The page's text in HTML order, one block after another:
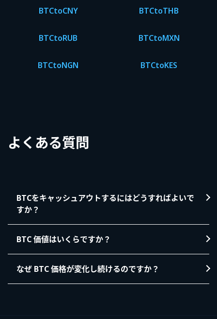
BTCtoCNY BTCtoTHB
BTCtoRUB BTCtoMXN
BTCtoNGN BTCtoKES
よくある質問
BTCをキャッシュアウトするにはどうすればよいで
すか？
BTC 価値はいくらですか？
なぜ BTC 価格が変化し続けるのですか？